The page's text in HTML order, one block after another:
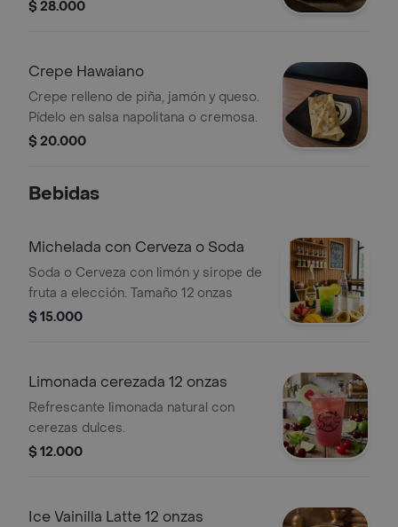
$ 28.000
Crepe Hawaiano
Crepe relleno de piña, jamón y queso.
Pídelo en salsa napolitana o cremosa.
$ 20.000
Bebidas
Michelada con Cerveza o Soda
Soda o Cerveza con limón y sirope de
fruta a elección. Tamaño 12 onzas
$ 15.000
Limonada cerezada 12 onzas
Refrescante limonada natural con
cerezas dulces.
$ 12.000
Ice Vainilla Latte 12 onzas